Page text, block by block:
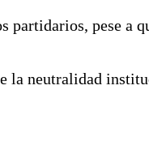
pese a
la neutralidad